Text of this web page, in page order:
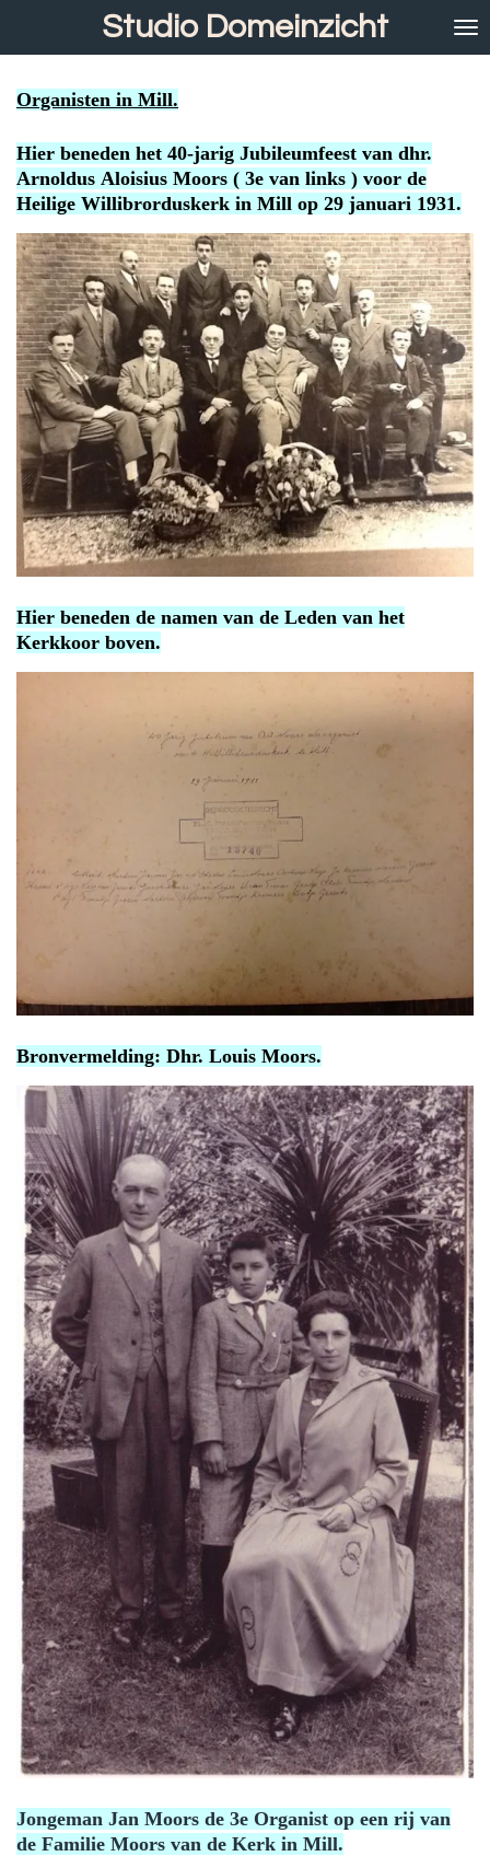
de
Studio Domeinzicht
Organisten in Mill.
Hier beneden het 40-jarig Jubileumfeest van dhr.
Arnoldus Aloisius Moors ( 3e van links ) voor de
Heilige Willibrorduskerk in Mill op 29 januari 1931.
Hier beneden de namen van de Leden van het
Kerkkoor boven.
Bronvermelding: Dhr. Louis Moors.
Jongeman Jan Moors de 3e Organist op een rij van
de Familie Moors van de Kerk in Mill.